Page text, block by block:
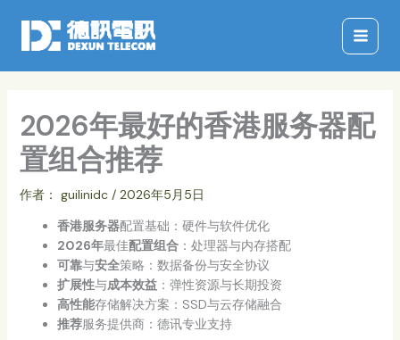
容
2026年最好的香港服务器配
置组合推荐
作者： guilinidc / 2026年5月5日
香港服务器配置基础：硬件与软件优化
2026年最佳配置组合：处理器与内存搭配
可靠与安全策略：数据备份与安全协议
扩展性与成本效益：弹性资源与长期投资
高性能存储解决方案：SSD与云存储融合
推荐服务提供商：德讯专业支持